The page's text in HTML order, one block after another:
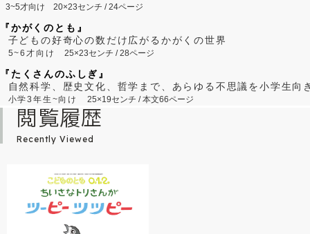
3~5才向け 20×23センチ / 24ページ
『かがくのとも』
子どもの好奇心の数だけ広がるかがくの世界
5~6才向け25×23センチ / 28ページ
『たくさんのふしぎ』
自然科学、歴史文化、哲学まで、あらゆる不思議を小学生向
小学3年生~向け 25×19センチ / 本文66ページ
閲覧履歴
Recently Viewed